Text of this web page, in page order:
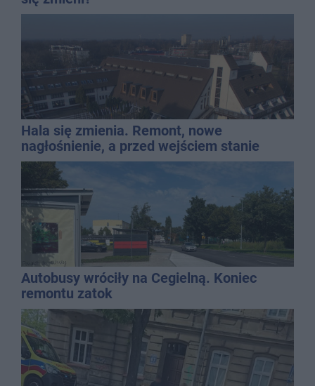
Hala się zmienia. Remont, nowe
nagłośnienie, a przed wejściem stanie
QEMETICA ARENA
Autobusy wróciły na Cegielną. Koniec
remontu zatok